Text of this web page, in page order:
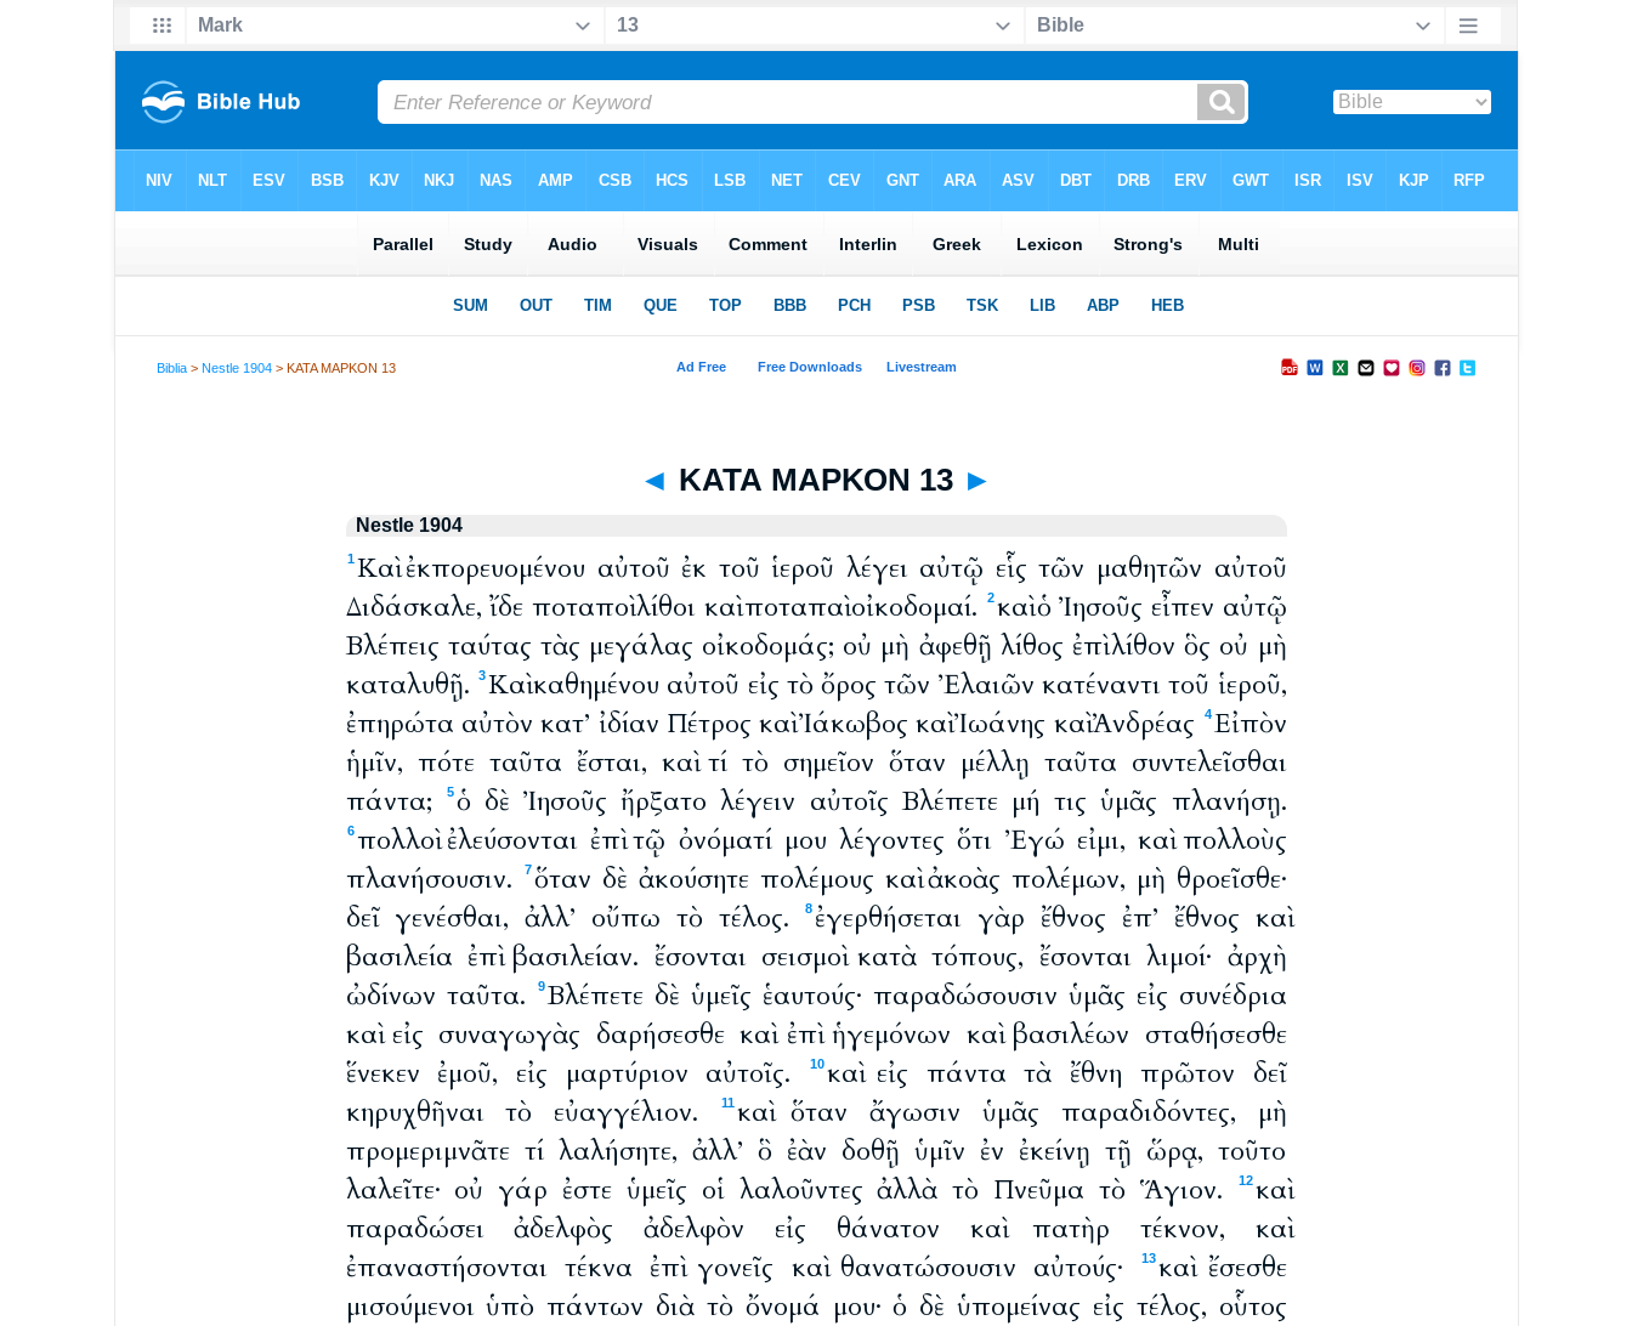
Biblia >Nestle 1904 > ΚΑΤΑ ΜΑΡΚΟΝ 13
◄ ΚΑΤΑ ΜΑΡΚΟΝ 13 ►
Nestle 1904
1 Καὶ ἐκπορευομένου αὐτοῦ ἐκ τοῦ ἱεροῦ λέγει αὐτῷ εἷς τῶν μαθητῶν αὐτοῦ
Διδάσκαλε, ἴδε ποταποὶ λίθοι καὶ ποταπαὶ οἰκοδομαί.
2καὶ ὁ Ἰησοῦς εἶπεν αὐτῷ
Βλέπεις ταύτας τὰς μεγάλας οἰκοδομάς; οὐ μὴ ἀφεθῇ λίθος ἐπὶ λίθον ὃς οὐ μὴ
καταλυθῇ.
3Καὶ καθημένου αὐτοῦ εἰς τὸ ὄρος τῶν Ἐλαιῶν κατέναντι τοῦ ἱεροῦ,
ἐπηρώτα αὐτὸν κατ’ ἰδίαν Πέτρος καὶ Ἰάκωβος καὶ Ἰωάνης καὶ Ἀνδρέας
4 Εἰπὸν
ἡμῖν, πότε ταῦτα ἔσται, καὶ τί τὸ σημεῖον ὅταν μέλλῃ ταῦτα συντελεῖσθαι
πάντα;
5ὁ δὲ Ἰησοῦς ἤρξατο λέγειν αὐτοῖς Βλέπετε μή τις ὑμᾶς πλανήσῃ.
6 πολλοὶ ἐλεύσονται ἐπὶ τῷ ὀνόματί μου λέγοντες ὅτι Ἐγώ εἰμι, καὶ πολλοὺς
πλανήσουσιν.
7 ὅταν δὲ ἀκούσητε πολέμους καὶ ἀκοὰς πολέμων, μὴ θροεῖσθε·
δεῖ γενέσθαι, ἀλλ’ οὔπω τὸ τέλος.
8 ἐγερθήσεται γὰρ ἔθνος ἐπ’ ἔθνος καὶ
βασιλεία ἐπὶ βασιλείαν. ἔσονται σεισμοὶ κατὰ τόπους, ἔσονται λιμοί· ἀρχὴ
ὠδίνων ταῦτα.
9Βλέπετε δὲ ὑμεῖς ἑαυτούς· παραδώσουσιν ὑμᾶς εἰς συνέδρια
καὶ εἰς συναγωγὰς δαρήσεσθε καὶ ἐπὶ ἡγεμόνων καὶ βασιλέων σταθήσεσθε
ἕνεκεν ἐμοῦ, εἰς μαρτύριον αὐτοῖς.
10καὶ εἰς πάντα τὰ ἔθνη πρῶτον δεῖ
κηρυχθῆναι τὸ εὐαγγέλιον.
11καὶ ὅταν ἄγωσιν ὑμᾶς παραδιδόντες, μὴ
προμεριμνᾶτε τί λαλήσητε, ἀλλ’ ὃ ἐὰν δοθῇ ὑμῖν ἐν ἐκείνῃ τῇ ὥρᾳ, τοῦτο
λαλεῖτε· οὐ γάρ ἐστε ὑμεῖς οἱ λαλοῦντες ἀλλὰ τὸ Πνεῦμα τὸ Ἅγιον.
12 καὶ
παραδώσει ἀδελφὸς ἀδελφὸν εἰς θάνατον καὶ πατὴρ τέκνον, καὶ
ἐπαναστήσονται τέκνα ἐπὶ γονεῖς καὶ θανατώσουσιν αὐτούς·
13καὶ ἔσεσθε
μισούμενοι ὑπὸ πάντων διὰ τὸ ὄνομά μου· ὁ δὲ ὑπομείνας εἰς τέλος, οὗτος